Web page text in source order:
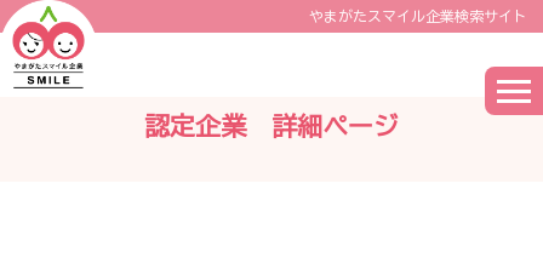
やまがたスマイル企業検索サイト
認定企業 詳細ページ